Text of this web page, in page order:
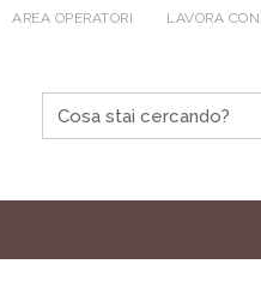
AREA OPERATORI LAVORA